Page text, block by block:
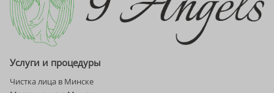
Услуги и процедуры
Чистка лица в Минске